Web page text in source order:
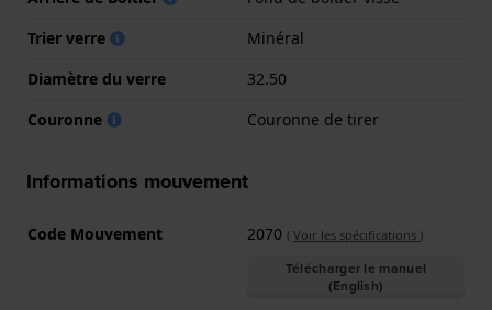
Trier verre
Minéral
Diamètre du verre
32.50
Couronne
Couronne de tirer
Informations mouvement
Code Mouvement 2070 ( Voir les spécifications )
Télécharger le manuel
(English)